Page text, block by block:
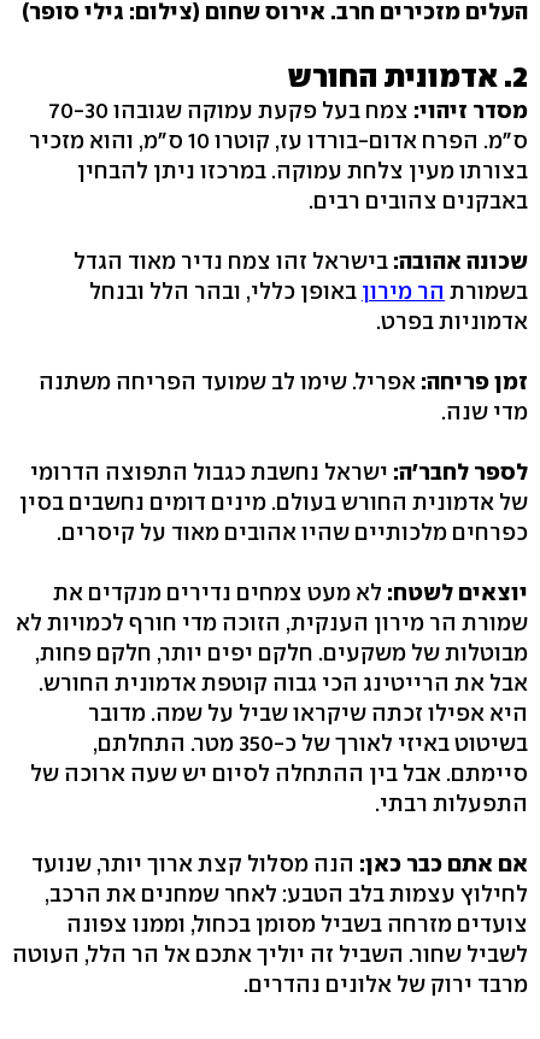
העלים מזכירים חרב. אירוס שחום (צילום: גילי סופר)
‭.2‬ אדמונית החורש
מסדר זיהוי:
ס"מ. הפרח אדום-בורדו עז, קוטרו 10 ס"מ, והוא מזכיר
בצורתו מעין צלחת עמוקה. במרכזו ניתן להבחין
באבקנים צהובים רבים.
שכונה אהובה: בישראל זהו צמח נדיר מאוד הגדל
בשמורת הר מירון באופן כללי, ובהר הלל ובנחל
אדמוניות בפרט.
זמן פריחה: אפריל. שימו לב שמועד הפריחה משתנה
מדי שנה.
לספר לחבר'ה: ישראל נחשבת כגבול התפוצה הדרומי
של אדמונית החורש בעולם. מינים דומים נחשבים בסין
כפרחים מלכותיים שהיו אהובים מאוד על קיסרים.
יוצאים לשטח: לא מעט צמחים נדירים מנקדים את
שמורת הר מירון הענקית, הזוכה מדי חורף לכמויות לא
מבוטלות של משקעים. חלקם יפים יותר, חלקם פחות,
אבל את הרייטינג הכי גבוה קוטפת אדמונית החורש.
היא אפילו זכתה שיקראו שביל על שמה. מדובר
בשיטוט באיזי לאורך של כ‭350-‬ מטר. התחלתם,
סיימתם. אבל בין ההתחלה לסיום יש שעה ארוכה של
התפעלות רבתי.
אם אתם כבר כאן: הנה מסלול קצת ארוך יותר, שנועד
לחילוץ עצמות בלב הטבע: לאחר שמחנים את הרכב,
צועדים מזרחה בשביל מסומן בכחול, וממנו צפונה
לשביל שחור. השביל זה יוליך אתכם אל הר הלל, העוטה
מרבד ירוק של אלונים נהדרים.